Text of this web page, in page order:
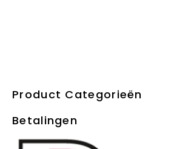
Product Categorieën
Betalingen